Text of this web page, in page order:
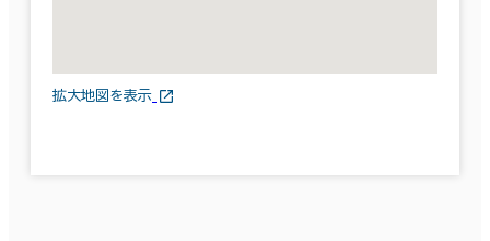
拡大地図を表示